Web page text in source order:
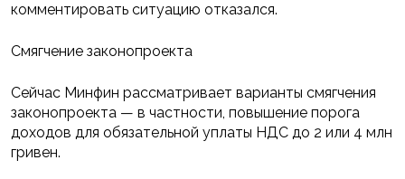
комментировать ситуацию отказался.
Смягчение законопроекта
Сейчас Минфин рассматривает варианты смягчения
законопроекта — в частности, повышение порога
доходов для обязательной уплаты НДС до 2 или 4 млн
гривен.